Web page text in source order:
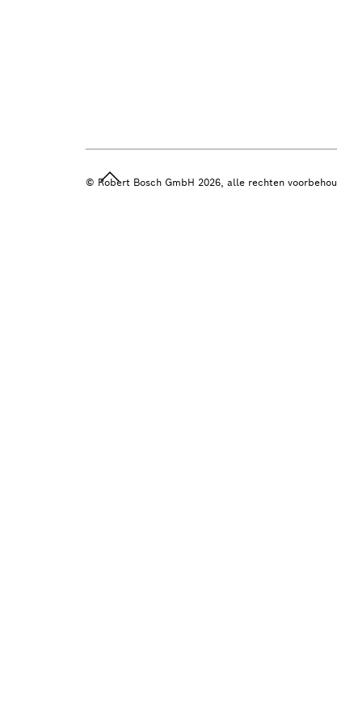
© Robert Bosch GmbH 2026, alle rechten